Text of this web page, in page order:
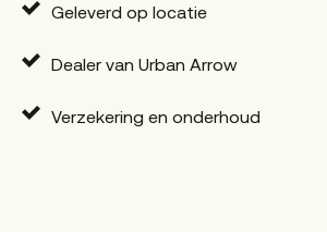
Geleverd op locatie
Dealer van Urban Arrow
Verzekering en onderhoud